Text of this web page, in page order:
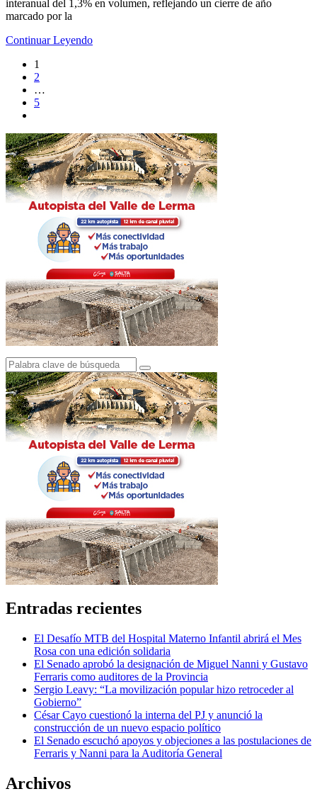
interanual del 1,3% en volumen, reflejando un cierre de año
marcado por la
Continuar Leyendo
1
2
…
5
Entradas recientes
El Desafío MTB del Hospital Materno Infantil abrirá el Mes
Rosa con una edición solidaria
El Senado aprobó la designación de Miguel Nanni y Gustavo
Ferraris como auditores de la Provincia
Sergio Leavy: “La movilización popular hizo retroceder al
Gobierno”
César Cayo cuestionó la interna del PJ y anunció la
construcción de un nuevo espacio político
El Senado escuchó apoyos y objeciones a las postulaciones de
Ferraris y Nanni para la Auditoría General
Archivos